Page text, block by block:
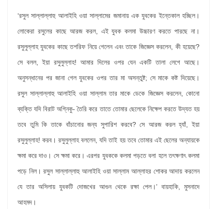
‘রসুল সাল্লাল্লাহু আলাইহি ওয়া সাল্লামের জমানায় এক যুবকের ইন্তেকাল হচ্ছিল।
লোকেরা রসুলের কাছে আরজ করল, এই যুবক কলমা উচ্চারণ করতে পারছে না।
রসুলুল্লাহ যুবকের কাছে তশরিফ নিয়ে গেলেন এবং তাকে জিজ্ঞেস করলেন, কী হয়েছে?
সে বলল, ইয়া রসুলুল্লাহ! আমার দিলের ওপর যেন একটি তালা লেগে আছে।
অনুসন্ধানের পর জানা গেল যুবকের ওপর তার মা অসন্তুষ্ট; সে মাকে কষ্ট দিয়েছে।
রসুল সাল্লাল্লাহু আলাইহি ওয়া সাল্লাম তার মাকে ডেকে জিজ্ঞেস করলেন, কোনো
ব্যক্তি যদি বিরাট অগ্নিকু- তৈরি করে তাতে তোমার ছেলেকে নিক্ষেপ করতে উদ্যত হয়
তবে তুমি কি তাকে বাঁচানোর জন্য সুপারিশ করবে? সে আরজ করল হ্যাঁ, ইয়া
রসুলুল্লাহ! করব। রসুলুল্লাহ বললেন, যদি তাই হয় তবে তোমার এই ছেলের অন্যায়কে
ক্ষমা করে দাও। সে ক্ষমা করে। এরপর যুবককে কলমা পড়তে বলা হলে তৎক্ষণাৎ কলমা
পড়ে নিল। রসুল সাল্লাল্লাহু আলাইহি ওয়া সাল্লাম আল্লাহর শোকর আদায় করলেন
যে তার অসিলায় যুবকটি দোজখের আগুন থেকে রক্ষা পেল।’ বায়হাকি, মুসনাদে
আহমদ।